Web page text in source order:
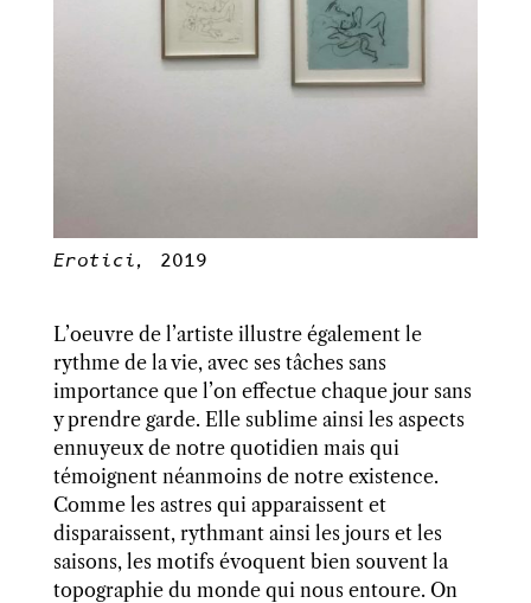
Erotici, 2019
L’oeuvre de l’artiste illustre également le
rythme de la vie, avec ses tâches sans
importance que l’on effectue chaque jour sans
y prendre garde. Elle sublime ainsi les aspects
ennuyeux de notre quotidien mais qui
témoignent néanmoins de notre existence.
Comme lesastres qui apparaissent et
disparaissent, rythmant ainsi les jours et les
saisons, les motifs évoquent bien souvent la
topographie du monde qui nous entoure. On